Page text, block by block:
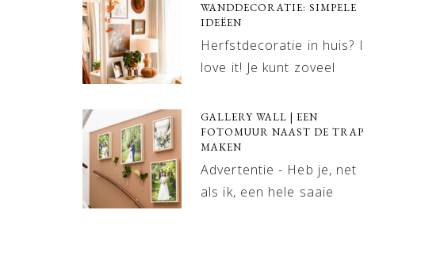
WANDDECORATIE: SIMPELE
IDEËEN
Herfstdecoratie in huis? I
love it! Je kunt zoveel
GALLERY WALL | EEN
FOTOMUUR NAAST DE TRAP
MAKEN
Advertentie - Heb je, net
als ik, een hele saaie